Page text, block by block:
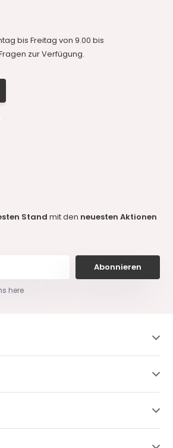
bis Freitag von 9.00 bis
zur Verfügung.
Standmit den neuesten Aktionen
Abonnieren
here